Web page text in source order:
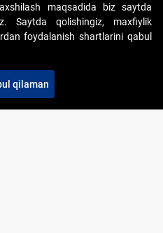
auksionlarni
himoyalangan
maqsadida biz saytda
Saytda qolishingiz, maxfiylik
foydalanish shartlarini qabul
qilaman